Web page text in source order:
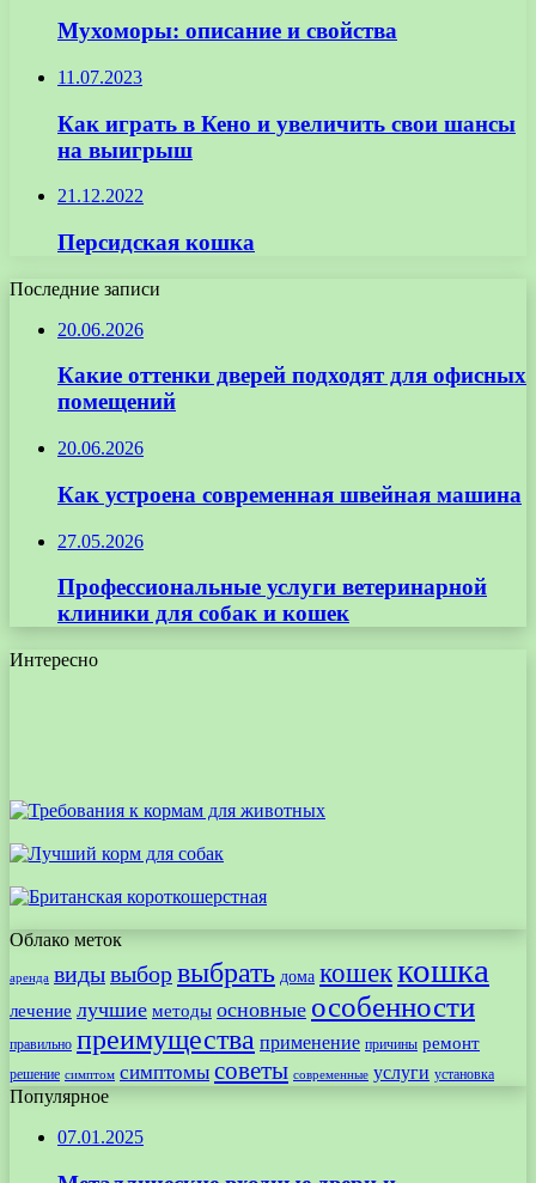
Мухоморы: описание и свойства
11.07.2023
Как играть в Кено и увеличить свои шансы
на выигрыш
21.12.2022
Персидская кошка
Последние записи
20.06.2026
Какие оттенки дверей подходят для офисных
помещений
20.06.2026
Как устроена современная швейная машина
27.05.2026
Профессиональные услуги ветеринарной
клиники для собак и кошек
Интересно
Облако меток
аренда видывыборвыбрать дома кошеккошка
лечение лучшие методы основные особенности
правильно преимущества применение причины ремонт
решение симптом симптомы советы современные услуги установка
Популярное
07.01.2025